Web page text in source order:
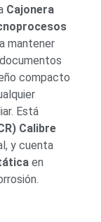
Cajonera
mantener
compacto
Está
Calibre
y cuenta
en